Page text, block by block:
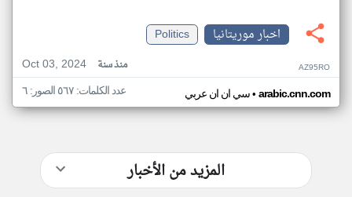
اخبار موريتانيا
Politics
Oct 03, 2024
منذ سنة AZ95RO
سي ان ان عربي• arabic.cnn.com عدد الكلمات: ٥٦٧ الصور: ٦
المزيد من الأخبار